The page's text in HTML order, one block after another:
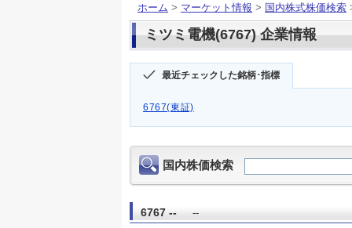
ホーム > マーケット情報 > 国内株式株価検索
ミツミ電機(6767) 企業情報
最近チェックした銘柄･指標
6767(東証)